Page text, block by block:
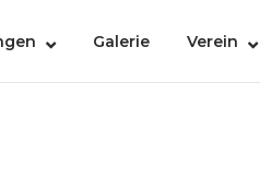
Galerie Verein